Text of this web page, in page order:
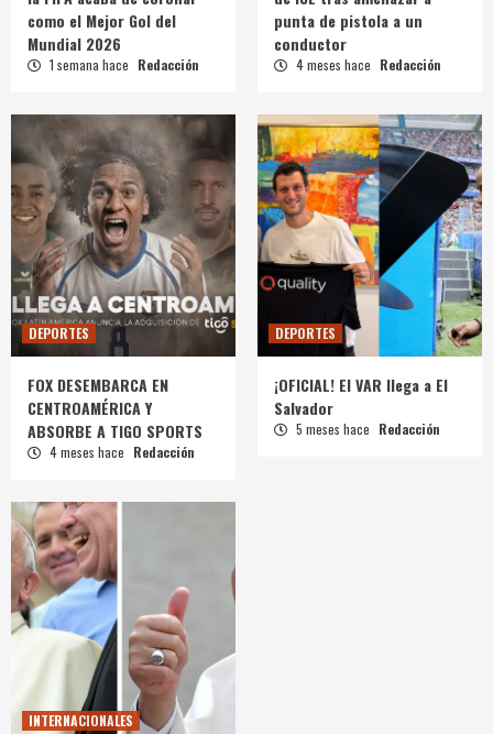
como el Mejor Gol del
Mundial 2026
1 semana hace Redacción
punta de pistola a un
conductor
4 meses hace Redacción
DEPORTES
FOX DESEMBARCA EN
CENTROAMÉRICA Y
ABSORBE A TIGO SPORTS
4 meses hace Redacción
DEPORTES
¡OFICIAL! El VAR llega a El
Salvador
5 meses hace Redacción
INTERNACIONALES